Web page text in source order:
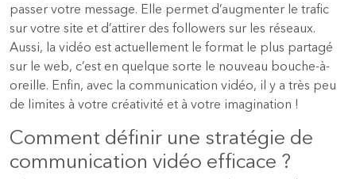
passer votre message. Elle permet d’augmenter le trafic
sur votre site et d’attirer des followers sur les réseaux.
Aussi, la vidéo est actuellement le format le plus partagé
sur le web, c’est en quelque sorte le nouveau bouche-à-
oreille. Enfin, avec la communication vidéo, il y a très peu
de limites à votre créativité et à votre imagination !
Comment définir une stratégie de
communication vidéo efficace ?